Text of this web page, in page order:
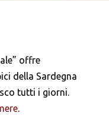
offre
della Sardegna
tutti i giorni.
.